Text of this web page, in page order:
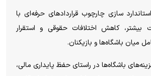
سازی چارچوب قراردادهای حرفه‌ای با
کاهش اختلافات حقوقی و استقرار
میان باشگاه‌ها و بازیکنان.
باشگاه‌ها در راستای حفظ پایداری مالی،